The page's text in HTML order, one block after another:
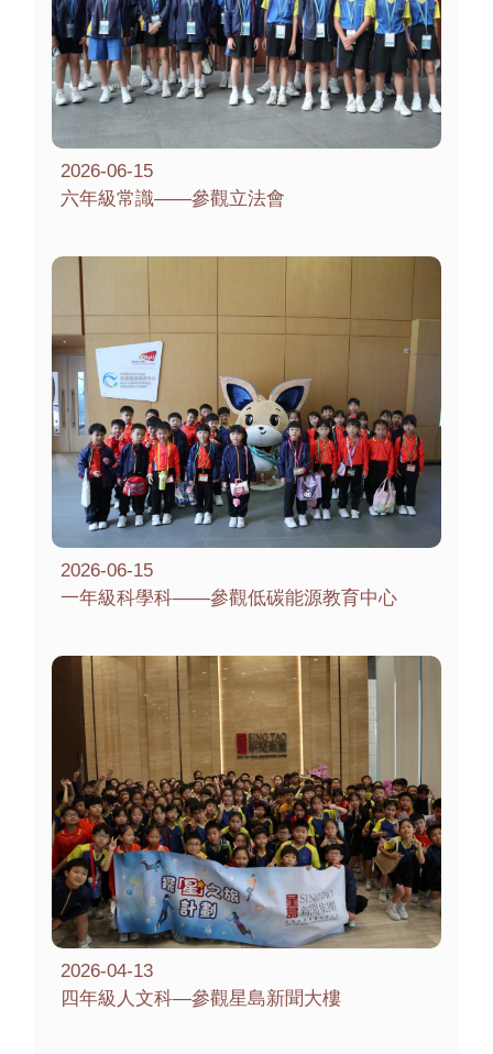
2026-06-15
六年級常識——參觀立法會
2026-06-15
一年級科學科——參觀低碳能源教育中心
2026-04-13
四年級人文科—參觀星島新聞大樓